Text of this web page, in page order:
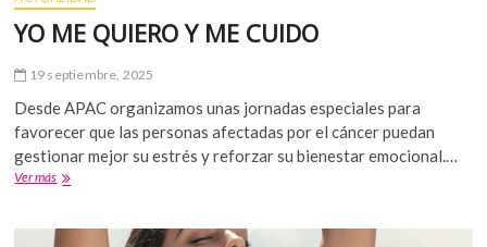
física
de
adaptada.
YO ME QUIERO Y ME CUIDO
19 septiembre, 2025
Desde APAC organizamos unas jornadas especiales para
favorecer que las personas afectadas por el cáncer puedan
gestionar mejor su estrés y reforzar su bienestar emocional.…
Ver másYO